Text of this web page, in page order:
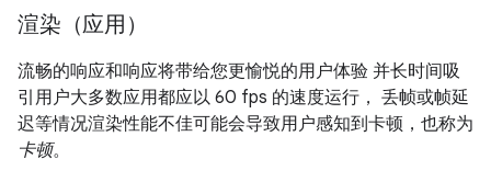
渲染（应用）
流畅的响应和响应将带给您更愉悦的用户体验 并长时间吸
引用户大多数应用都应以 60 fps 的速度运行， 丢帧或帧延
迟等情况渲染性能不佳可能会导致用户感知到卡顿，也称为
卡顿。